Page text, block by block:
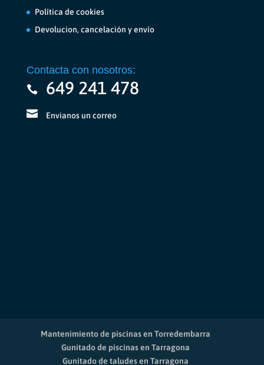
Política de cookies
Devolucion, cancelación y envío
Contacta con nosotros:
649 241 478
Envianos un correo
Mantenimiento de piscinas en Torredembarra
Gunitado de piscinas en Tarragona
Gunitado de taludes en Tarragona